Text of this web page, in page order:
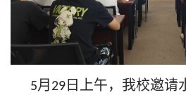
5月 29 日上午，我校邀请